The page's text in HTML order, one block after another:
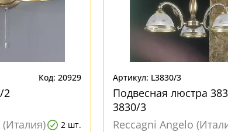
Код: 20929
2
2 шт.
Артикул: L3830/3
Подвесная люстра
3830/3
Reccagni Angelo